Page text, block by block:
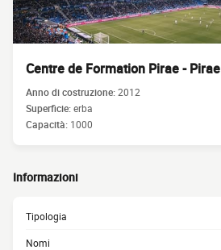
Centre de Formation Pirae - Pirae
Anno di costruzione:2012
Superficie:erba
Capacità: 1000
Informazioni
Tipologia
Nomi